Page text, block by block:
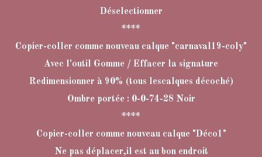
Déselectionner
****
Copier-coller comme nouveau calque "carnaval19-coly"
Avec l'outil Gomme / Effacer la signature
Redimensionner à 90% (tous lescalques décoché)
Ombre portée : 0-0-74-28 Noir
****
Copier-coller comme nouveau calque "Déco1"
Ne pas déplacer,il est au bon endroit